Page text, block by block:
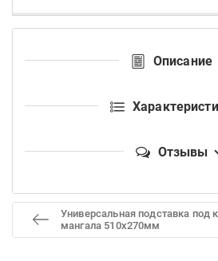
Описание
Отзывы
Универсальная подставка под
мангала 510х270мм